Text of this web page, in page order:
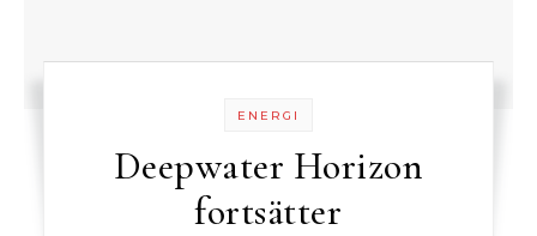
ENERGI
Deepwater Horizon
fortsätter